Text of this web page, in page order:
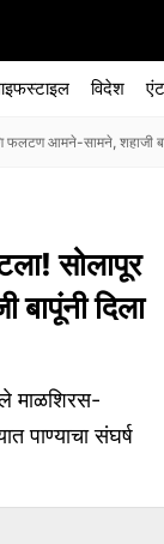
विदेश
आमने-सामने, शहाजी
सोलापूर
दिला
माळशिरस-
पाण्याचा संघर्ष